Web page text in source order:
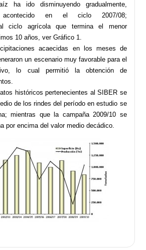
ha ido disminuyendo gradualmente,
acontecido en el ciclo 2007/08;
al ciclo agrícola que termina el menor
10 años, ver Gráfico 1.
acaecidas en los meses de
un escenario muy favorable para el
lo cual permitió la obtención de
históricos pertenecientes al SIBER se
de los rindes del período en estudio se
mientras que la campaña 2009/10 se
por encima del valor medio decádico.